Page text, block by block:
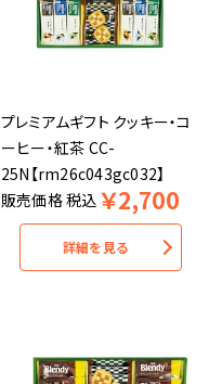
プレミアムギフト クッキー・コ
ーヒー・紅茶 CC-
25N【rm26c043gc032】
販売価格税込 ￥2,700
詳細を見る